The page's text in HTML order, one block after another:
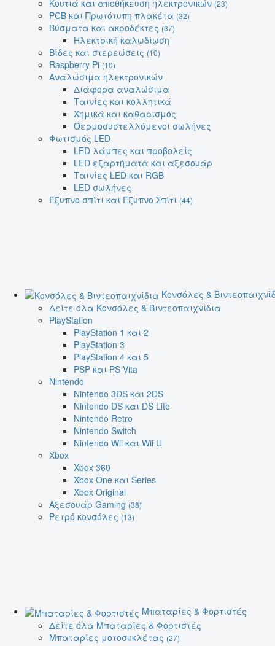
Κουτιά και αποθήκευση ηλεκτρονικών (23)
PCB και Πρωτότυπη πλακέτα (32)
Βύσματα και ακροδέκτες (37)
Ηλεκτρική καλωδίωση
Βίδες και στερεώσεις (10)
Raspberry Pi (10)
Αναλώσιμα ηλεκτρονικών
Διάφορα αναλώσιμα
Ταινίες και κολλητικά
Χημικά και καθαρισμός
Θερμοσυστελλόμενοι σωλήνες
Φωτισμός LED
LED λάμπες και προβολείς
LED εξαρτήματα και αξεσουάρ
Ταινίες LED και RGB
LED σωλήνες
Έξυπνο σπίτι και Έξυπνο Σπίτι (44)
Κονσόλες &
Δείτε όλα Κονσόλες & Βιντεοπαιχνίδια
PlayStation
PlayStation 1 και 2
PlayStation 3
PlayStation 4 και 5
PSP και PS Vita
Nintendo
Nintendo 3DS και 2DS
Nintendo DS και DS Lite
Nintendo Retro
Nintendo Switch
Nintendo Wii και Wii U
Xbox
Xbox 360
Xbox One και Series
Xbox Original
Αξεσουάρ Gaming (38)
Ρετρό κονσόλες (13)
Μπαταρίες & Φορτιστές
Δείτε όλα Μπαταρίες & Φορτιστές
Μπαταρίες μοτοσυκλέτας (27)